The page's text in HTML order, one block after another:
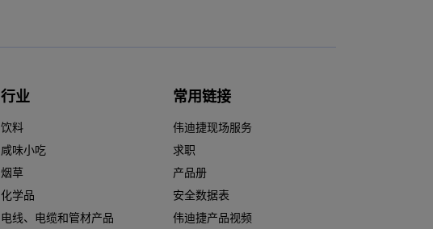
行业
饮料
咸味小吃
烟草
化学品
电线、电缆和管材产品
常用链接
伟迪捷现场服务
求职
产品册
安全数据表
伟迪捷产品视频